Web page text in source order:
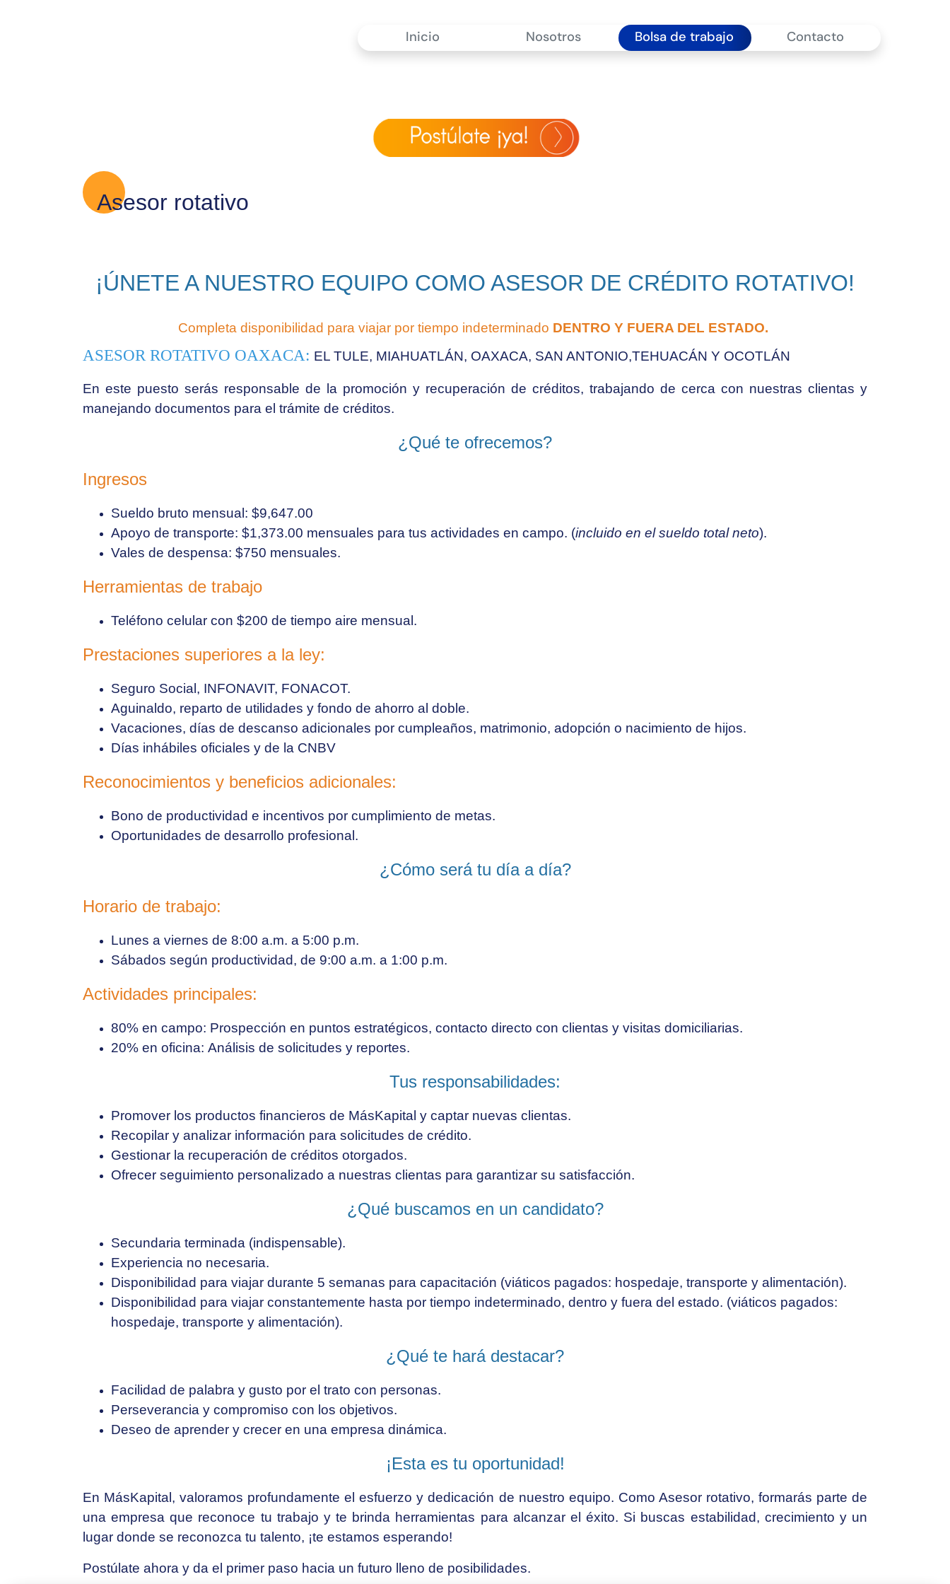
Inicio Nosotros Bolsa de trabajo Contacto
Asesor rotativo
¡ÚNETE A NUESTRO EQUIPO COMO ASESOR DE CRÉDITO ROTATIVO!
Completa disponibilidad para viajar por tiempo indeterminado DENTRO Y FUERA DEL ESTADO.
ASESOR ROTATIVO OAXACA: EL TULE, MIAHUATLÁN, OAXACA, SAN ANTONIO,TEHUACÁN Y OCOTLÁN
En este puesto serás responsable de la promoción y recuperación de créditos, trabajando de cerca con nuestras clientas y
manejando documentos para el trámite de créditos.
¿Qué te ofrecemos?
Ingresos
Sueldo bruto mensual: $9,647.00
Apoyo de transporte: $1,373.00 mensuales para tus actividades en campo. (incluido en el sueldo total neto).
Vales de despensa: $750 mensuales.
Herramientas de trabajo
Teléfono celular con $200 de tiempo aire mensual.
Prestaciones superiores a la ley:
Seguro Social, INFONAVIT, FONACOT.
Aguinaldo, reparto de utilidades y fondo de ahorro al doble.
Vacaciones, días de descanso adicionales por cumpleaños, matrimonio, adopción o nacimiento de hijos.
Días inhábiles oficiales y de la CNBV
Reconocimientos y beneficios adicionales:
Bono de productividad e incentivos por cumplimiento de metas.
Oportunidades de desarrollo profesional.
¿Cómo será tu día a día?
Horario de trabajo:
Lunes a viernes de 8:00 a.m. a 5:00 p.m.
Sábados según productividad, de 9:00 a.m. a 1:00 p.m.
Actividades principales:
80% en campo: Prospección en puntos estratégicos, contacto directo con clientas y visitas domiciliarias.
20% en oficina: Análisis de solicitudes y reportes.
Tus responsabilidades:
Promover los productos financieros de MásKapital y captar nuevas clientas.
Recopilar y analizar información para solicitudes de crédito.
Gestionar la recuperación de créditos otorgados.
Ofrecer seguimiento personalizado a nuestras clientas para garantizar su satisfacción.
¿Qué buscamos en un candidato?
Secundaria terminada (indispensable).
Experiencia no necesaria.
Disponibilidad para viajar durante 5 semanas para capacitación (viáticos pagados: hospedaje, transporte y alimentación).
Disponibilidad para viajar constantemente hasta por tiempo indeterminado, dentro y fuera del estado. (viáticos pagados:
hospedaje, transporte y alimentación).
¿Qué te hará destacar?
Facilidad de palabra y gusto por el trato con personas.
Perseverancia y compromiso con los objetivos.
Deseo de aprender y crecer en una empresa dinámica.
¡Esta es tu oportunidad!
En MásKapital, valoramos profundamente el esfuerzo y dedicación de nuestro equipo. Como Asesor rotativo, formarás parte de
una empresa que reconoce tu trabajo y te brinda herramientas para alcanzar el éxito. Si buscas estabilidad, crecimiento y un
lugar donde se reconozca tu talento, ¡te estamos esperando!
Postúlate ahora y da el primer paso hacia un futuro lleno de posibilidades.